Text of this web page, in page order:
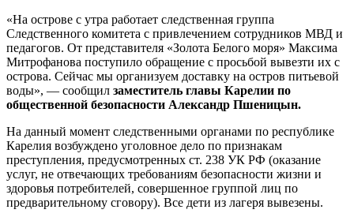
«На острове с утра работает следственная группа
Следственного комитета с привлечением сотрудников МВД и
педагогов. От представителя «Золота Белого моря» Максима
Митрофанова поступило обращение с просьбой вывезти их с
острова. Сейчас мы организуем доставку на остров питьевой
воды», — сообщил заместитель главы Карелии по
общественной безопасности Александр Пшеницын.
На данный момент следственными органами по республике
Карелия возбуждено уголовное дело по признакам
преступления, предусмотренных ст. 238 УК РФ (оказание
услуг, не отвечающих требованиям безопасности жизни и
здоровья потребителей, совершенное группой лиц по
предварительному сговору). Все дети из лагеря вывезены.